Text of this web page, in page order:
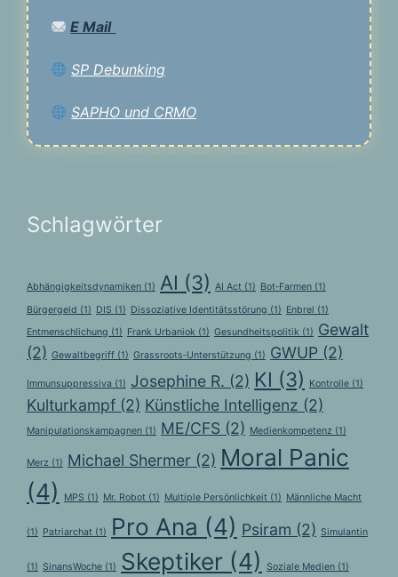
E Mail
SP Debunking
SAPHO und CRMO
Schlagwörter
Abhängigkeitsdynamiken (1) AI (3) AI Act (1) Bot‑Farmen (1)
Bürgergeld (1) DIS (1) Dissoziative Identitätsstörung (1) Enbrel (1)
Entmenschlichung (1) Frank Urbaniok (1) Gesundheitspolitik (1) Gewalt
(2) Gewaltbegriff (1) Grassroots‑Unterstützung (1) GWUP (2)
Immunsuppressiva (1) Josephine R. (2) KI (3) Kontrolle (1)
Kulturkampf (2) Künstliche Intelligenz (2)
Manipulationskampagnen (1) ME/CFS (2) Medienkompetenz (1)
Merz (1) Michael Shermer (2) Moral Panic
(4)
MPS (1) Mr. Robot (1) Multiple Persönlichkeit (1) Männliche Macht
(1) Patriarchat (1) Pro Ana (4) Psiram (2) Simulantin
(1) SinansWoche (1) Skeptiker (4) Soziale Medien (1)